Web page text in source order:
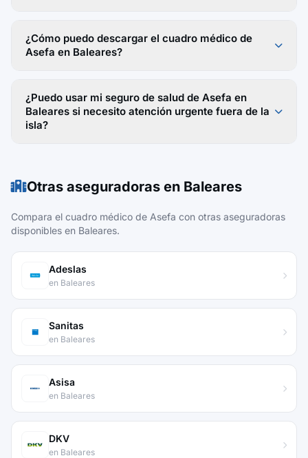
¿Cómo puedo descargar el cuadro médico de
Asefa en Baleares?
¿Puedo usar mi seguro de salud de Asefa en
Baleares si necesito atención urgente fuera de la
isla?
Otras aseguradoras en Baleares
Compara el cuadro médico de Asefa con otras aseguradoras
disponibles en Baleares.
Adeslas
en Baleares
Sanitas
en Baleares
Asisa
en Baleares
DKV
en Baleares